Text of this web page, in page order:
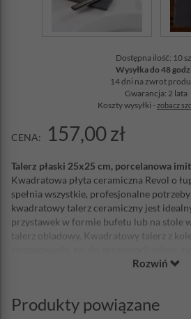
Dostępna ilość: 10
Wysyłka do 48
14 dni na zwrot
Gwarancja: 2 lata
Koszty wysyłki -zobacz
CENA: 157,00 zł
Talerz płaski 25x25 cm, porcelanowa
Kwadratowa płyta ceramiczna Revol o
spełnia wszystkie, profesjonalne
kwadratowy talerz ceramiczny jest
przystawek w formie bufetu lub na stole
talerz obiadowy. Kwadratowy talerz z
innych kulinarnych pomysłów. Puść
połączeniem tradycji i nowoczesnego
tworzą piękne, praktyczne, innowacyjne, a
Rozwiń
Produkty powiązane